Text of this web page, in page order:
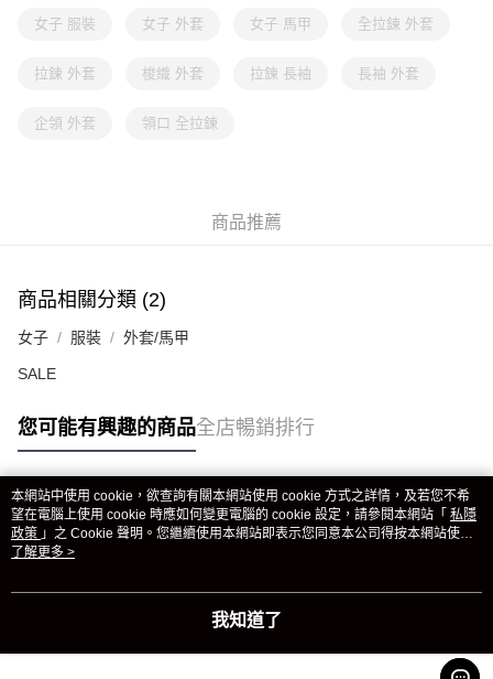
女子 服裝 女子 外套 女子 馬甲 全拉鍊 外套
拉鍊 外套 梭織 外套 拉鍊 長袖 長袖 外套
企領 外套 領口 全拉鍊
商品推薦
商品相關分類 (2)
女子 服裝 外套/馬甲
SALE
您可能有興趣的商品全店暢銷排行
熱門標籤
熱銷排行
本網站中使用 cookie，欲查詢有關本網站使用 cookie 方式之詳情，及若您不希
望在電腦上使用 cookie 時應如何變更電腦的 cookie 設定，請參閱本網站「 私隱
政策 」之 Cookie 聲明。您繼續使用本網站即表示您同意本公司得按本網站使用
條款之 Cookie 聲明使用 cookie。
了解更多 >
我知道了